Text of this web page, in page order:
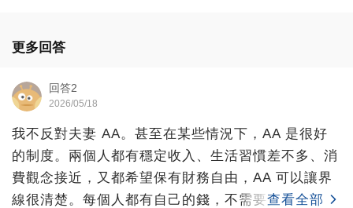
更多回答
回答2
2026/05/18
我不反對夫妻 AA。甚至在某些情況下，AA 是很好
的制度。兩個人都有穩定收入、生活習慣差不多、消
費觀念接近，又都希望保有財務自由，AA 可以讓界
線很清楚。每個人都有自己的錢，不需要買一個包、
查看全部